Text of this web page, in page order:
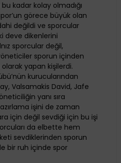
kadar kolay olmadığı
görece büyük olan
değildi ve sporcular
deve dikenlerini
sporcular değil,
sporun içinden
yapan kişilerdi.
kurucularından
Valsamakis David, Jafe
yanı sıra
işini de zaman
için değil sevdiği için bu işi
da elbette hem
sevdiklerinden sporun
bir ruh içinde spor